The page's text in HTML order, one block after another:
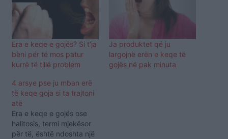
Era e keqe e gojës? Si t’ja
bëni për të mos patur
kurrë të tillë problem
Ja produktet që ju
largojnë erën e keqe të
gojës në pak minuta
4 arsye pse ju mban erë
të keqe goja si ta trajtoni
atë
Era e keqe e gojës ose
halitosis, termi mjekësor
për të, është ndoshta një